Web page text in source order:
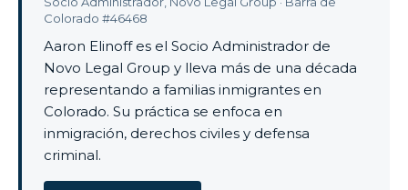
Colorado #46468
Aaron Elinoff es el Socio Administrador de
Novo Legal Group y lleva más de una década
representando a familias inmigrantes en
Colorado. Su práctica se enfoca en
inmigración, derechos civiles y defensa
criminal.